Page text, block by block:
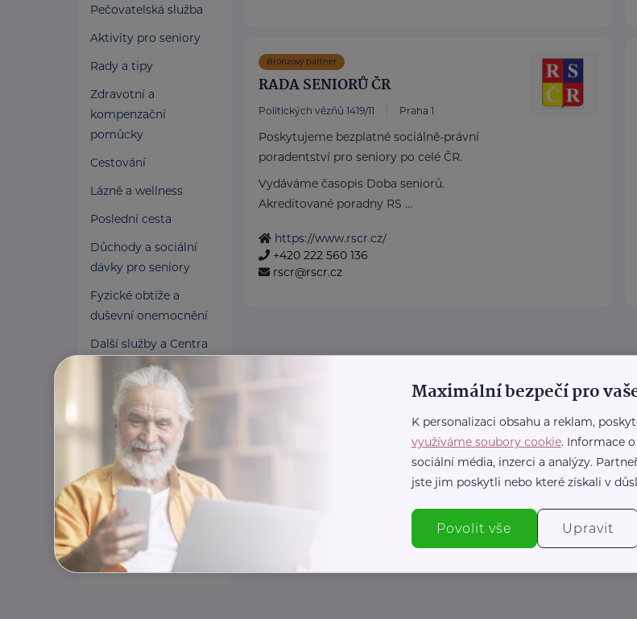
Pečovatelská služba
Aktivity pro seniory
Rady a tipy
Zdravotní a
kompenzační
pomůcky
Cestování
Lázně a wellness
Poslední cesta
Důchody a sociální
dávky pro seniory
Fyzické obtíže a
duševní onemocnění
Další služby a Centra
duševního zdraví
Osobní asistence
Pomoc v nouzi
Pojištění a finance
Pro pečující
Zaměstnání a právní
rovnováha
Odlehčovací služba
Bronzový partner
RADA SENIORŮ ČR
Politických vězňů 1419/11 Praha 1
Poskytujeme bezplatné sociálně-právní
poradentství pro seniory po celé ČR.
Vydáváme časopis Doba seniorů.
Akreditované poradny RS ...
https://www.rscr.cz/
+420 222 560 136
rscr@rscr.cz
Maximální bezpečí pro
K personalizaci obsahu a reklam,
využíváme soubory cookie. Informace
sociální média, inzerci a analýzy.
jste jim poskytli nebo které získali v
Povolit vše Upravit